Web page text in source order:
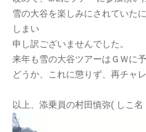
雪の大谷を楽しみにされていた
しまい
申し訳ございませんでした。
来年も雪の大谷ツアーはＧＷに予
どうか、これに懲りず、再チャ
以上、添乗員の村田慎弥( しこ